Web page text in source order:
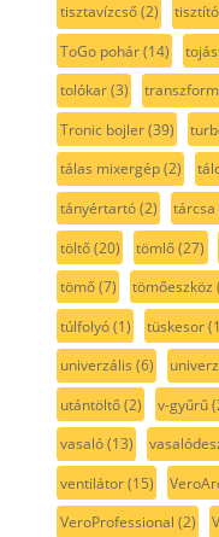
tisztavízcső(2) tisztító
ToGo pohár(14)
tolókar(3)
Tronic bojler(39)
tálas mixergép(2)
tányértartó(2) tárcsa
töltő(20) tömlő(27)
tömő(7) tömőeszköz
túlfolyó(1) tüskesor
univerzális (6)
utántöltő(2) v-gyűrű
vasaló(13)
ventilátor(15)
VeroProfessional (2)